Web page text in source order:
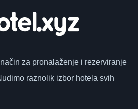
za pronalaženje i rezerviranje
raznolik izbor hotela svih